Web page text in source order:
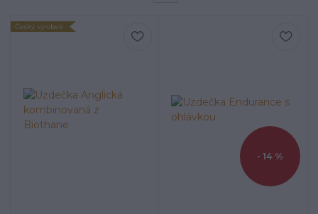
Český výrobek
- 14 %